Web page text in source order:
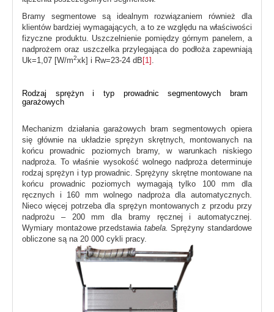
Bramy segmentowe są idealnym rozwiązaniem również dla
klientów bardziej wymagających, a to ze względu na właściwości
fizyczne produktu. Uszczelnienie pomiędzy górnym panelem, a
nadprożem oraz uszczelka przylegająca do podłoża zapewniają
Uk=1,07 [W/m2xk] i Rw=23-24 dB [1] .
Rodzaj sprężyn i typ prowadnic segmentowych bram
garażowych
Mechanizm działania garażowych bram segmentowych opiera
się głównie na układzie sprężyn skrętnych, montowanych na
końcu prowadnic poziomych bramy, w warunkach niskiego
nadproża. To właśnie wysokość wolnego nadproża determinuje
rodzaj sprężyn i typ prowadnic. Sprężyny skrętne montowane na
końcu prowadnic poziomych wymagają tylko 100 mm dla
ręcznych i 160 mm wolnego nadproża dla automatycznych.
Nieco więcej potrzeba dla sprężyn montowanych z przodu przy
nadprożu – 200 mm dla bramy ręcznej i automatycznej.
Wymiary montażowe przedstawia tabela.Sprężyny standardowe
obliczone są na 20 000 cykli pracy.